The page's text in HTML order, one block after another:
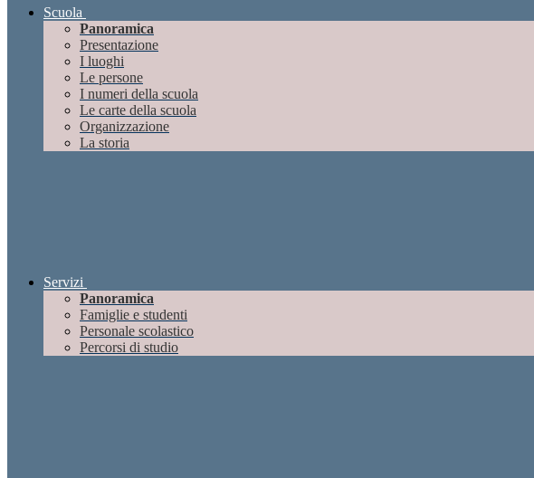
Scuola
Panoramica
Presentazione
I luoghi
Le persone
I numeri della scuola
Le carte della scuola
Organizzazione
La storia
Servizi
Panoramica
Famiglie e studenti
Personale scolastico
Percorsi di studio